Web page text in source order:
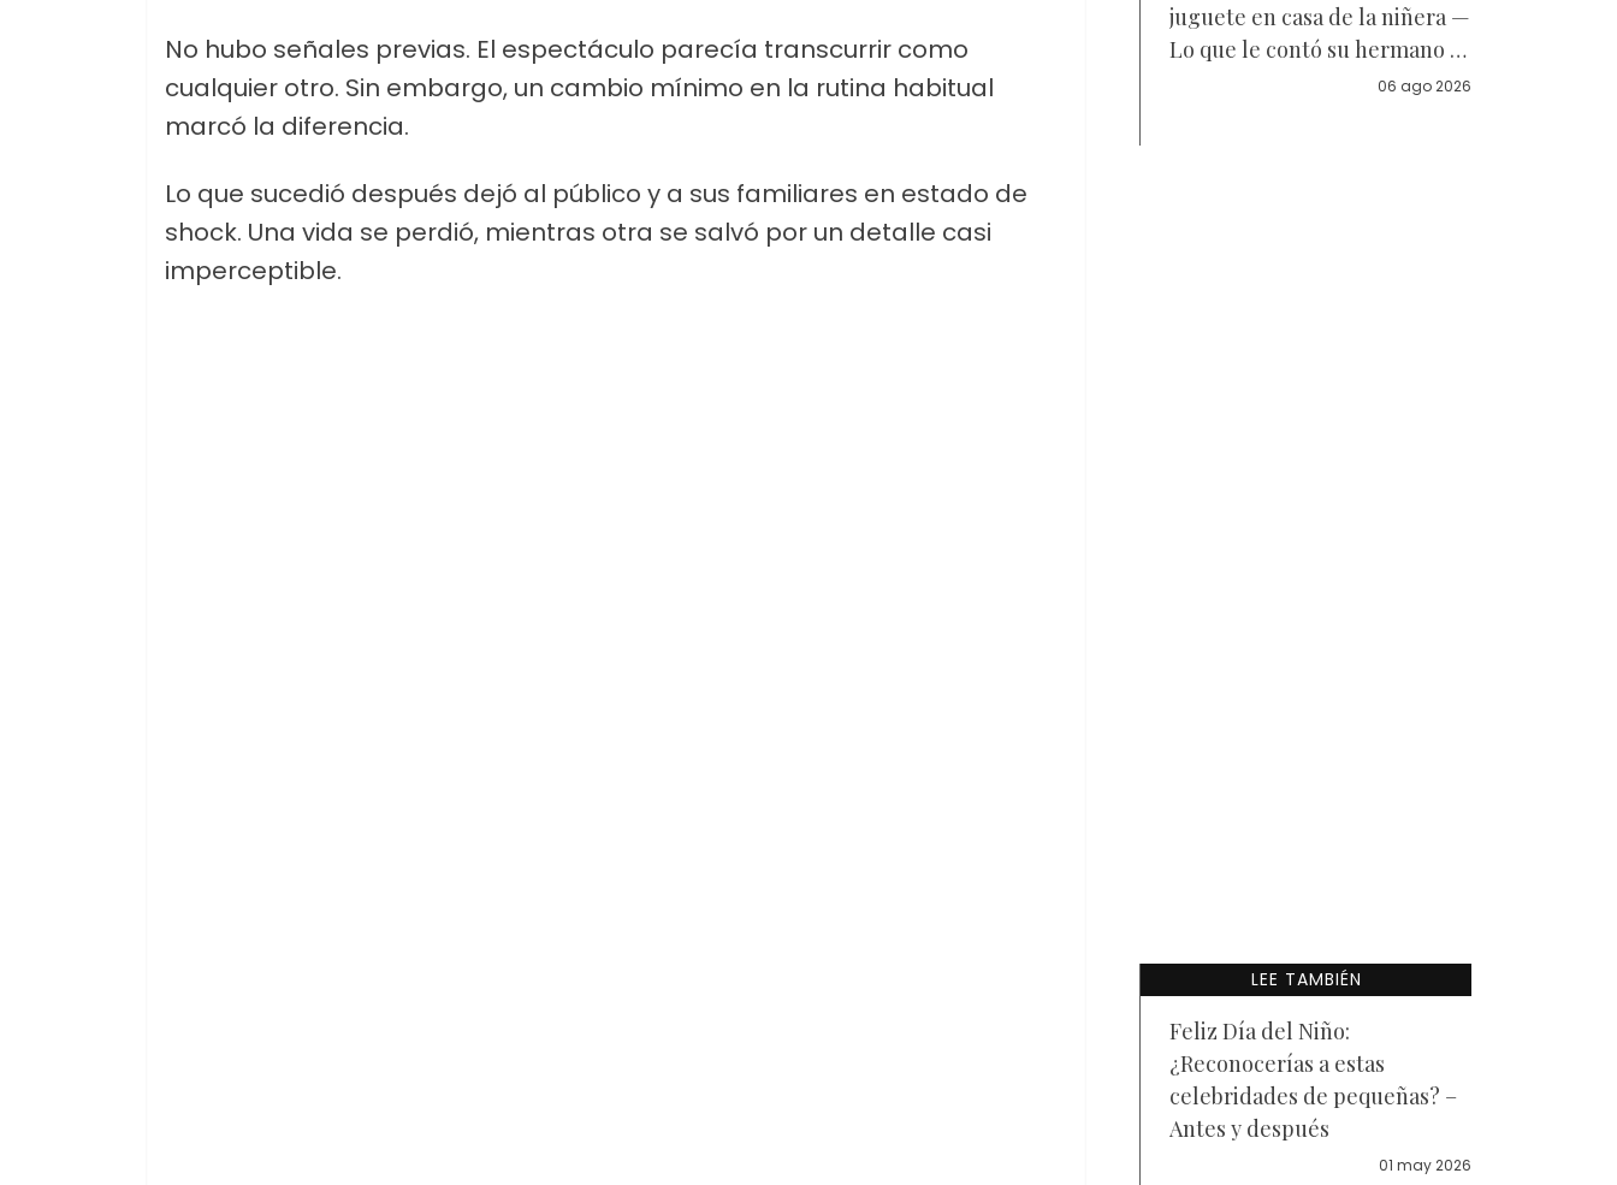
No hubo señales previas. El espectáculo parecía transcurrir como
cualquier otro. Sin embargo, un cambio mínimo en la rutina habitual
marcó la diferencia.
Lo que sucedió después dejó al público y a sus familiares en estado de
shock. Una vida se perdió, mientras otra se salvó por un detalle casi
imperceptible.
juguete en casa de la niñera —
Lo que le contó su hermano a
06 ago 2026
LEE TAMBIÉN
Feliz Día del Niño:
¿Reconocerías a estas
celebridades de pequeñas? –
Antes y después
01 may 2026